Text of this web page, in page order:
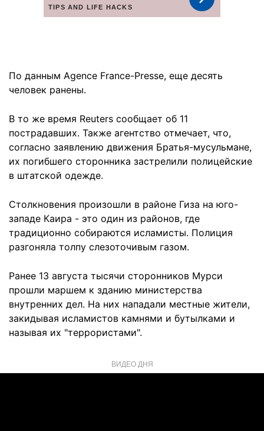
По данным Agence France-Presse, еще десять
человек ранены.
В то же время Reuters сообщает об 11
пострадавших. Также агентство отмечает, что,
согласно заявлению движения Братья-мусульмане,
их погибшего сторонника застрелили полицейские
в штатской одежде.
Столкновения произошли в районе Гиза на юго-
западе Каира - это один из районов, где
традиционно собираются исламисты. Полиция
разгоняла толпу слезоточивым газом.
Ранее 13 августа тысячи сторонников Мурси
прошли маршем к зданию министерства
внутренних дел. На них нападали местные жители,
закидывая исламистов камнями и бутылками и
называя их "террористами".
ВИДЕО ДНЯ